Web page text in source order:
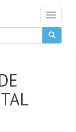
Toggle